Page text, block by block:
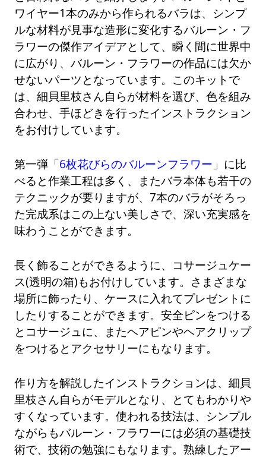
ワイヤー1本のみから作られるバラは、シンプ
ルな材料が見事な造形に変化するバルーン・フ
ラワーの傑作アイデアとして、瞬く間に世界中
に広がり、バルーン・フラワーの作品には欠か
せないパーツとなっています。このキットで
は、細貝里枝さん自らが材料を選び、色を組み
合わせ、手ほどきを行ったインストラクション
をお付けしています。
第一弾「6枚花びらのバルーンフラワー 」に比
べると作業工程は多く、またバラ本体も若干の
テクニックが要りますが、7本のバラがそろっ
た完成系はこの上ない美しさで、深い充実感を
味わうことができます。
長く飾ることができるように、コサージュケー
ス(透明の箱)もお付けしています。さまざまな
場所に飾ったり、ケースに入れてプレゼントに
したりすることができます。安全ピンをつける
とコサージュに、またヘアピンやヘアクリップ
をつけるとアクセサリーにもなります。
作り方を解説したインストラクションは、細貝
里枝さん自らがモデルとなり、とてもわかりや
すくなっています。使われる技法は、シンプル
ながらもバルーン・フラワーには必須の基礎技
術で、技術の勉強にもなります。熟練したアー